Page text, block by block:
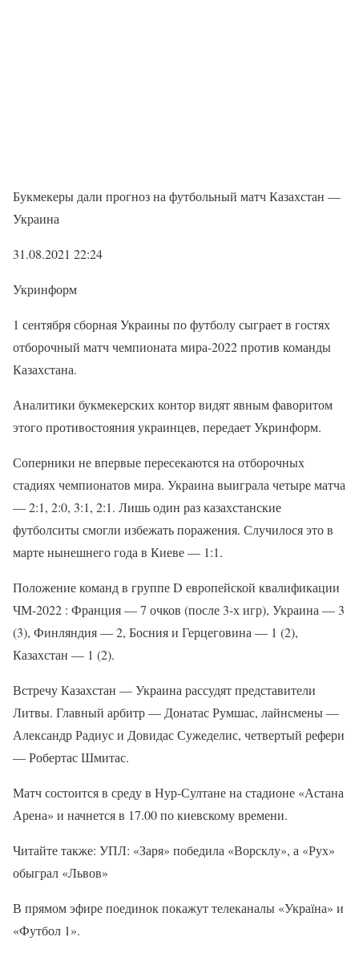
Букмекеры дали прогноз на футбольный матч Казахстан —
Украина
31.08.2021 22:24
Укринформ
1 сентября сборная Украины по футболу сыграет в гостях
отборочный матч чемпионата мира-2022 против команды
Казахстана.
Аналитики букмекерских контор видят явным фаворитом
этого противостояния украинцев, передает Укринформ.
Соперники не впервые пересекаются на отборочных
стадиях чемпионатов мира. Украина выиграла четыре матча
— 2:1, 2:0, 3:1, 2:1. Лишь один раз казахстанские
футболситы смогли избежать поражения. Случилося это в
марте нынешнего года в Киеве — 1:1.
Положение команд в группе D европейской квалификации
ЧМ-2022 : Франция — 7 очков (после 3-х игр), Украина — 3
(3), Финляндия — 2, Босния и Герцеговина — 1 (2),
Казахстан — 1 (2).
Встречу Казахстан — Украина рассудят представители
Литвы. Главный арбитр — Донатас Румшас, лайнсмены —
Александр Радиус и Довидас Сужеделис, четвертый рефери
— Робертас Шмитас.
Матч состоится в среду в Нур-Султане на стадионе «Астана
Арена» и начнется в 17.00 по киевскому времени.
Читайте также: УПЛ: «Заря» победила «Ворсклу», а «Рух»
обыграл «Львов»
В прямом эфире поединок покажут телеканалы «Україна» и
«Футбол 1».